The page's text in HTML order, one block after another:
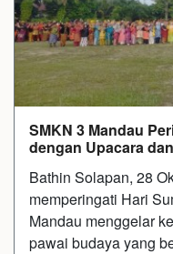
SMKN 3 Mandau
dengan Upacara
Bathin Solapan, 28
memperingati Hari
Mandau menggelar
pawai budaya yang